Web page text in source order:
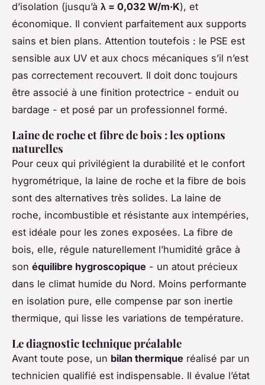
d’isolation (jusqu’à λ = 0,032 W/m·K), et
économique. Il convient parfaitement aux supports
sains et bien plans. Attention toutefois : le PSE est
sensible aux UV et aux chocs mécaniques s’il n’est
pas correctement recouvert. Il doit donc toujours
être associé à une finition protectrice - enduit ou
bardage - et posé par un professionnel formé.
Laine de roche et fibre de bois : les options
naturelles
Pour ceux qui privilégient la durabilité et le confort
hygrométrique, la laine de roche et la fibre de bois
sont des alternatives très solides. La laine de
roche, incombustible et résistante aux intempéries,
est idéale pour les zones exposées. La fibre de
bois, elle, régule naturellement l’humidité grâce à
son équilibre hygroscopique - un atout précieux
dans le climat humide du Nord. Moins performante
en isolation pure, elle compense par son inertie
thermique, qui lisse les variations de température.
Le diagnostic technique préalable
Avant toute pose, un bilan thermique réalisé par un
technicien qualifié est indispensable. Il évalue l’état